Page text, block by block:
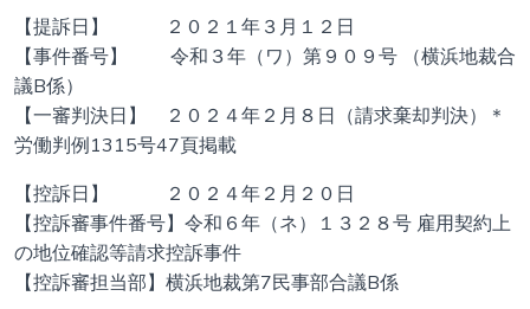
【提訴日】 ２０２１年３月１２日
【事件番号】 令和３年（ワ）第９０９号 （横浜地裁合
議B係）
【一審判決日】 ２０２４年２月８日（請求棄却判決）＊
労働判例1315号47頁掲載
【控訴日】 ２０２４年２月２０日
【控訴審事件番号】令和６年（ネ）１３２８号 雇用契約上
の地位確認等請求控訴事件
【控訴審担当部】横浜地裁第7民事部合議B係